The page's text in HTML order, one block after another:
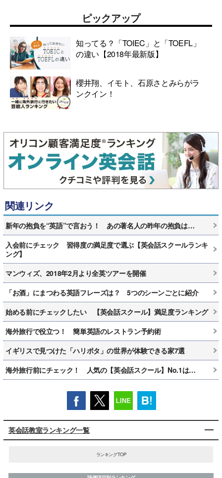
ピックアップ
知ってる？「TOIEC」と「TOEFL」
の違い【2018年最新版】
櫻井翔、イモト、石原さとみらがラ
ンクイン！
関連リンク
新年の抱負を“英語”で言おう！ あの著名人の昨年の抱負は…
入会前にチェック 習得度の満足度で選ぶ【英会話スクールランキ
ング】
マンウィズ、2018年2月より全英ツアーを開催
「お酒」にまつわる英語フレーズは？ 5つのシーンごとに紹介
始める前にチェックしたい 【英会話スクール】満足度ランキング
海外旅行で役立つ！ 簡単英語のレストラン予約術
イギリスで見つけた「ハリポタ」の世界が体験できる家7選
海外旅行前にチェック！ 人気の【英会話スクール】No.1は…
英会話教室ランキング一覧
ランキングTOP